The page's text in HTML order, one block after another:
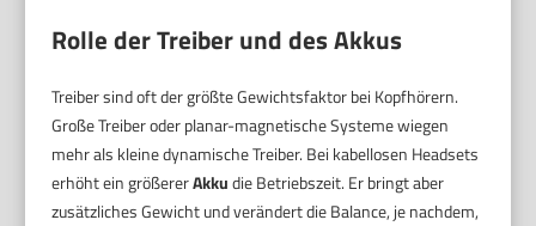
Rolle der Treiber und des Akkus
Treiber sind oft der größte Gewichtsfaktor bei Kopfhörern.
Große Treiber oder planar-magnetische Systeme wiegen
mehr als kleine dynamische Treiber. Bei kabellosen Headsets
erhöht ein größererAkkudie Betriebszeit. Er bringt aber
zusätzliches Gewicht und verändert die Balance, je nachdem,